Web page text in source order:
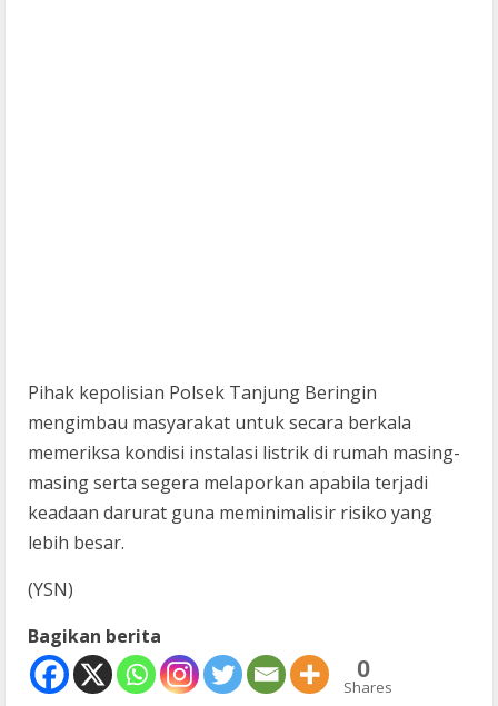
Pihak kepolisian Polsek Tanjung Beringin
mengimbau masyarakat untuk secara berkala
memeriksa kondisi instalasi listrik di rumah masing-
masing serta segera melaporkan apabila terjadi
keadaan darurat guna meminimalisir risiko yang
lebih besar.
(YSN)
Bagikan berita
0
Shares